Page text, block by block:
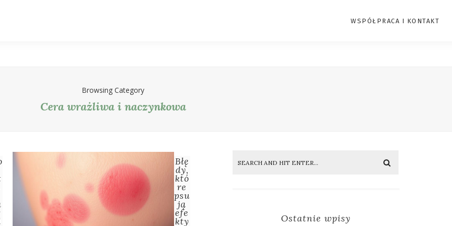
WSPÓŁPRACA I KONTAKT
Browsing Category
Cera wrażliwa i naczynkowa
Błę
dy,
któ
re
psu
ją
efe
kty Ostatnie wpisy